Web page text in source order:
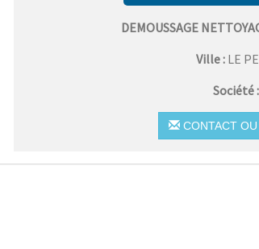
DEMOUSSAGE
Ville : LE
Société
CONTACT OU